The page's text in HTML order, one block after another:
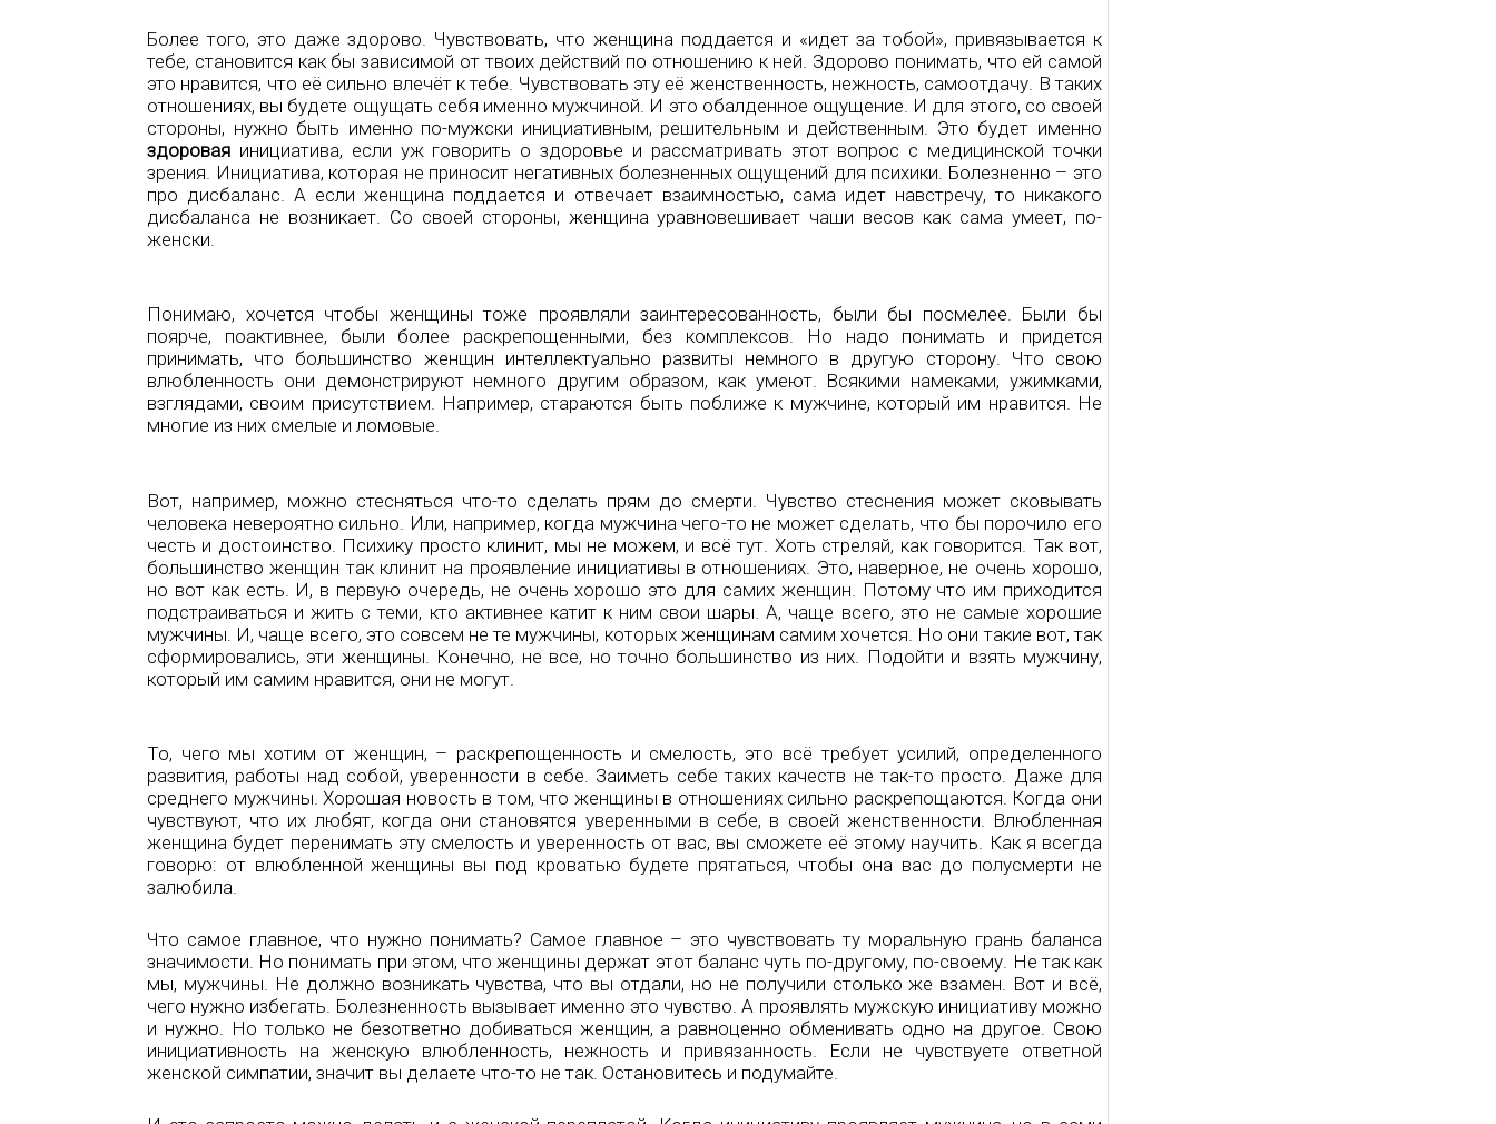
Более того, это даже здорово. Чувствовать, что женщина поддается и «идет за тобой», привязывается к
тебе, становится как бы зависимой от твоих действий по отношению к ней. Здорово понимать, что ей самой
это нравится, что её сильно влечёт к тебе. Чувствовать эту её женственность, нежность, самоотдачу. В таких
отношениях, вы будете ощущать себя именно мужчиной. И это обалденное ощущение. И для этого, со своей
стороны, нужно быть именно по-мужски инициативным, решительным и действенным. Это будет именно
здоровая инициатива, если уж говорить о здоровье и рассматривать этот вопрос с медицинской точки
зрения. Инициатива, которая не приносит негативных болезненных ощущений для психики. Болезненно – это
про дисбаланс. А если женщина поддается и отвечает взаимностью, сама идет навстречу, то никакого
дисбаланса не возникает. Со своей стороны, женщина уравновешивает чаши весов как сама умеет, по-
женски.
Понимаю, хочется чтобы женщины тоже проявляли заинтересованность, были бы посмелее. Были бы
поярче, поактивнее, были более раскрепощенными, без комплексов. Но надо понимать и придется
принимать, что большинство женщин интеллектуально развиты немного в другую сторону. Что свою
влюбленность они демонстрируют немного другим образом, как умеют. Всякими намеками, ужимками,
взглядами, своим присутствием. Например, стараются быть поближе к мужчине, который им нравится. Не
многие из них смелые и ломовые.
Вот, например, можно стесняться что-то сделать прям до смерти. Чувство стеснения может сковывать
человека невероятно сильно. Или, например, когда мужчина чего-то не может сделать, что бы порочило его
честь и достоинство. Психику просто клинит, мы не можем, и всё тут. Хоть стреляй, как говорится. Так вот,
большинство женщин так клинит на проявление инициативы в отношениях. Это, наверное, не очень хорошо,
но вот как есть. И, в первую очередь, не очень хорошо это для самих женщин. Потому что им приходится
подстраиваться и жить с теми, кто активнее катит к ним свои шары. А, чаще всего, это не самые хорошие
мужчины. И, чаще всего, это совсем не те мужчины, которых женщинам самим хочется. Но они такие вот, так
сформировались, эти женщины. Конечно, не все, но точно большинство из них. Подойти и взять мужчину,
который им самим нравится, они не могут.
То, чего мы хотим от женщин, – раскрепощенность и смелость, это всё требует усилий, определенного
развития, работы над собой, уверенности в себе. Заиметь себе таких качеств не так-то просто. Даже для
среднего мужчины. Хорошая новость в том, что женщины в отношениях сильно раскрепощаются. Когда они
чувствуют, что их любят, когда они становятся уверенными в себе, в своей женственности. Влюбленная
женщина будет перенимать эту смелость и уверенность от вас, вы сможете её этому научить. Как я всегда
говорю: от влюбленной женщины вы под кроватью будете прятаться, чтобы она вас до полусмерти не
залюбила.
Что самое главное, что нужно понимать? Самое главное – это чувствовать ту моральную грань баланса
значимости. Но понимать при этом, что женщины держат этот баланс чуть по-другому, по-своему. Не так как
мы, мужчины. Не должно возникать чувства, что вы отдали, но не получили столько же взамен. Вот и всё,
чего нужно избегать. Болезненность вызывает именно это чувство. А проявлять мужскую инициативу можно
и нужно. Но только не безответно добиваться женщин, а равноценно обменивать одно на другое. Свою
инициативность на женскую влюбленность, нежность и привязанность. Если не чувствуете ответной
женской симпатии, значит вы делаете что-то не так. Остановитесь и подумайте.